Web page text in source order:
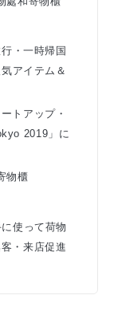
・一時帰国
アイテム＆
トアップ・
2019」に
物櫃
使って荷物
・来店促進